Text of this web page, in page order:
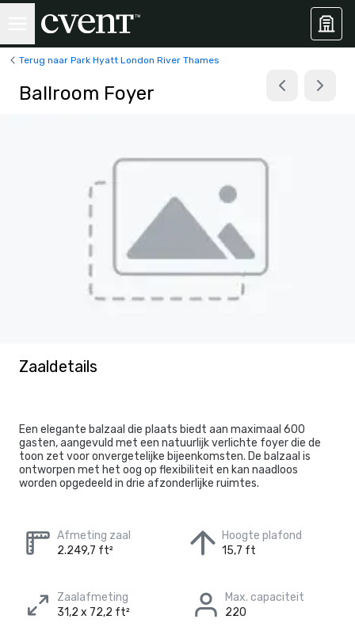
Terug naar Park Hyatt London River Thames
Ballroom Foyer
Zaaldetails
Een elegante balzaal die plaats biedt aan maximaal 600
gasten, aangevuld met een natuurlijk verlichte foyer die de
toon zet voor onvergetelijke bijeenkomsten. De balzaal is
ontworpen met het oog op flexibiliteit en kan naadloos
worden opgedeeld in drie afzonderlijke ruimtes.
Afmeting zaal
2.249,7 ft²
Hoogte plafond
15,7 ft
Zaalafmeting
31,2 x 72,2 ft²
Max. capaciteit
220